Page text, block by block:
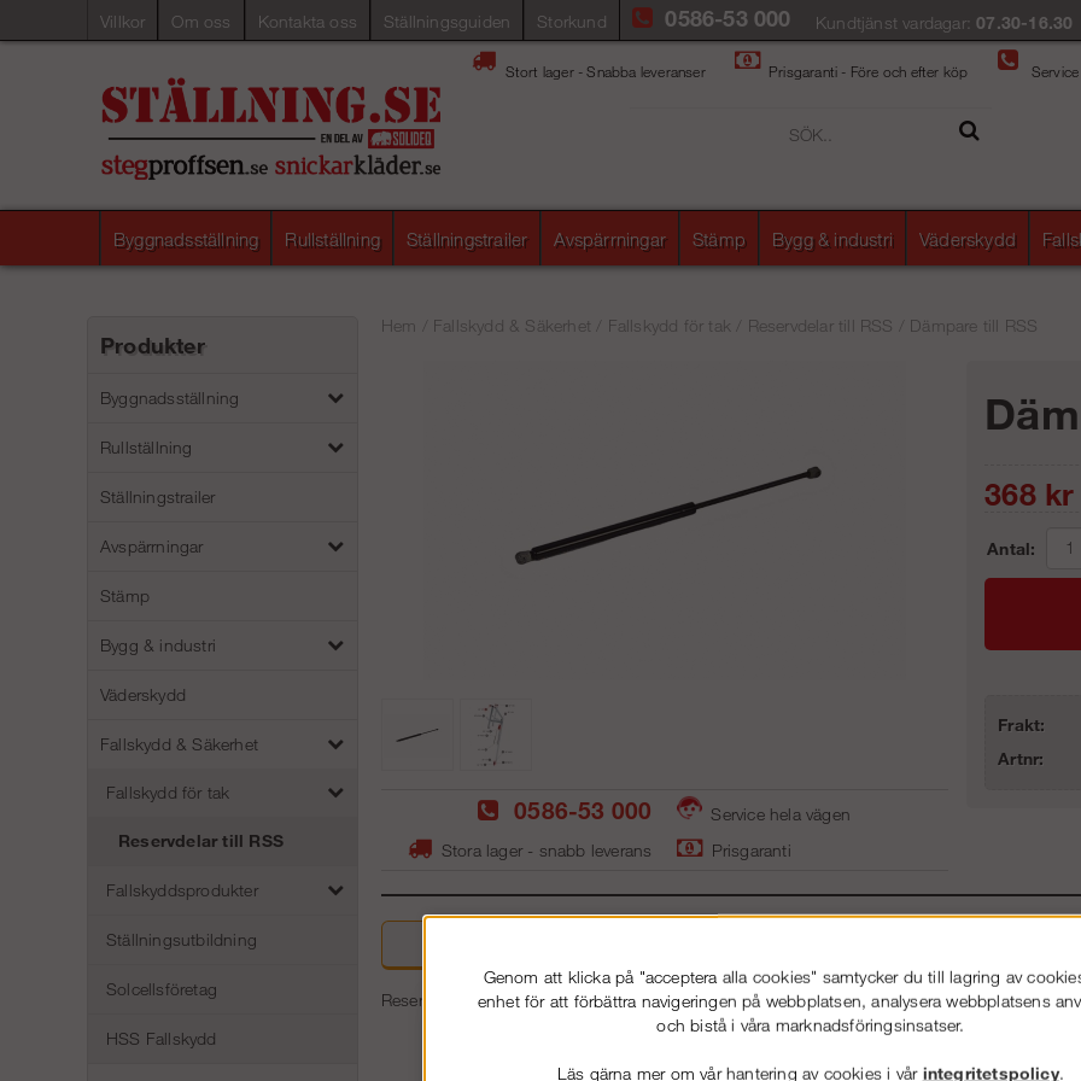
Villkor Om oss Kontakta oss Ställningsguiden Storkund 0586-53 000 Kundtjänst vardagar:07.30-16.30
Stort lager - Snabba leveranser Prisgaranti - Före och efter köp
Byggnadsställning Rullställning Ställningstrailer Avspärrningar Stämp Bygg & industri Väderskydd
Produkter
Byggnadsställning
Rullställning
Ställningstrailer
Avspärrningar
Stämp
Bygg & industri
Väderskydd
Fallskydd & Säkerhet
Fallskydd för tak
Reservdelar till RSS
Fallskyddsprodukter
Ställningsutbildning
Solcellsföretag
HSS Fallskydd
Hem Fallskydd & Säkerhet Fallskydd för tak Reservdelar till RSS Dämpare till RSS
0586-53 000
Service hela vägen
Stora lager - snabb leverans
Prisgaranti
368kr
Antal:
Frakt:
Artnr:
Reservdel för RSS fallskyddsräcken: RSS Gasddämpare
Andra köpte även
Genom att klicka på "acceptera alla cookies" samtycker du till lagring av
enhet för att förbättra navigeringen på webbplatsen, analysera webbplatsens
och bistå i våra marknadsföringsinsatser.
Läs gärna mer om vår hantering av cookies i vår integritetspolicy.